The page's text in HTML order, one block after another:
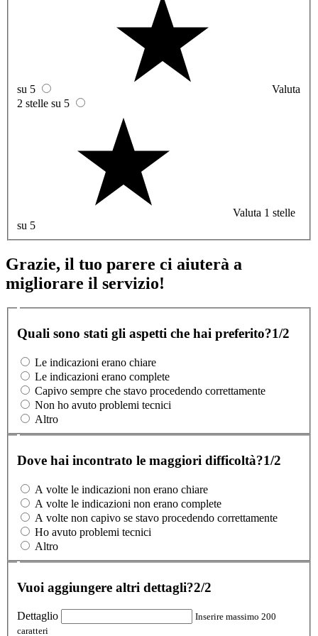
su 5
Valuta
2 stelle su 5
Valuta 1 stelle
su 5
Grazie, il tuo parere ci aiuterà a
migliorare il servizio!
Quali sono stati gli aspetti che hai preferito?1/2
Le indicazioni erano chiare
Le indicazioni erano complete
Capivo sempre che stavo procedendo correttamente
Non ho avuto problemi tecnici
Altro
Dove hai incontrato le maggiori difficoltà?1/2
A volte le indicazioni non erano chiare
A volte le indicazioni non erano complete
A volte non capivo se stavo procedendo correttamente
Ho avuto problemi tecnici
Altro
Vuoi aggiungere altri dettagli?2/2
Dettaglio
Inserire massimo 200
caratteri